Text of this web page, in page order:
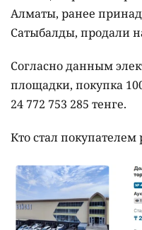
Алматы, ранее
Сатыбалды, продали
Согласно данным
площадки, покупка
24 772 753 285 тенге.
Кто стал